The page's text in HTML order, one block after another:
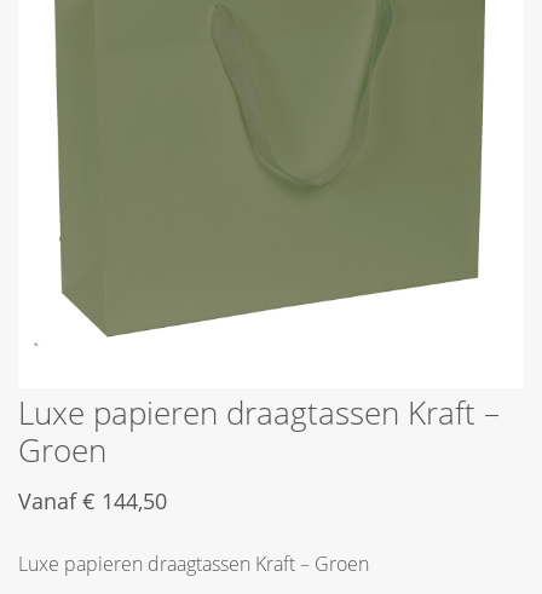
Luxe papieren draagtassen Kraft –
Groen
Vanaf€ 144,50
Luxe papieren draagtassen Kraft – Groen